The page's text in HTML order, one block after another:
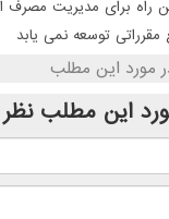
راه برای مدیریت
مقرراتی توسعه نمی یابد
مورد این مطلب
این مطلب